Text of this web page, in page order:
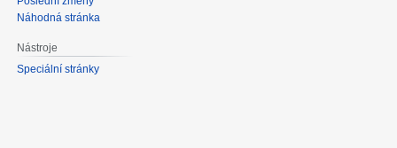
Náhodná stránka
Nástroje
Speciální stránky